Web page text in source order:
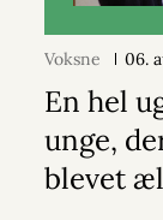
Voksne 06.
En hel
unge,
blevet